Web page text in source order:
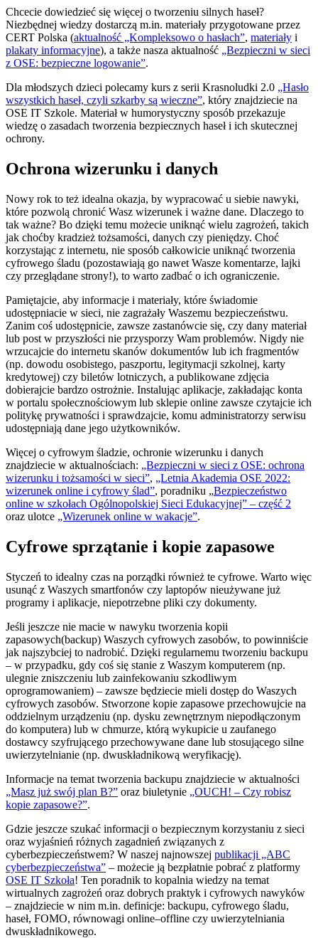
Chcecie dowiedzieć się więcej o tworzeniu silnych haseł?
Niezbędnej wiedzy dostarczą m.in. materiały przygotowane przez
CERT Polska (aktualność „Kompleksowo o hasłach”, materiały i
plakaty informacyjne), a także nasza aktualność „Bezpieczni w sieci
z OSE: bezpieczne logowanie”.
Dla młodszych dzieci polecamy kurs z serii Krasnoludki 2.0 „Hasło
wszystkich haseł, czyli szkarby są wieczne”, który znajdziecie na
OSE IT Szkole. Materiał w humorystyczny sposób przekazuje
wiedzę o zasadach tworzenia bezpiecznych haseł i ich skutecznej
ochrony.
Ochrona wizerunku i danych
Nowy rok to też idealna okazja, by wypracować u siebie nawyki,
które pozwolą chronić Wasz wizerunek i ważne dane. Dlaczego to
tak ważne? Bo dzięki temu możecie uniknąć wielu zagrożeń, takich
jak choćby kradzież tożsamości, danych czy pieniędzy. Choć
korzystając z internetu, nie sposób całkowicie uniknąć tworzenia
cyfrowego śladu (pozostawiają go nawet Wasze komentarze, lajki
czy przeglądane strony!), to warto zadbać o ich ograniczenie.
Pamiętajcie, aby informacje i materiały, które świadomie
udostępniacie w sieci, nie zagrażały Waszemu bezpieczeństwu.
Zanim coś udostępnicie, zawsze zastanówcie się, czy dany materiał
lub post w przyszłości nie przysporzy Wam problemów. Nigdy nie
wrzucajcie do internetu skanów dokumentów lub ich fragmentów
(np. dowodu osobistego, paszportu, legitymacji szkolnej, karty
kredytowej) czy biletów lotniczych, a publikowane zdjęcia
dobierajcie bardzo ostrożnie. Instalując aplikacje, zakładając konta
w portalu społecznościowym lub sklepie online zawsze czytajcie ich
politykę prywatności i sprawdzajcie, komu administratorzy serwisu
udostępniają dane jego użytkowników.
Więcej o cyfrowym śladzie, ochronie wizerunku i danych
znajdziecie w aktualnościach: „Bezpieczni w sieci z OSE: ochrona
wizerunku i tożsamości w sieci”, „Letnia Akademia OSE 2022:
wizerunek online i cyfrowy ślad”, poradniku „Bezpieczeństwo
online w szkołach Ogólnopolskiej Sieci Edukacyjnej” – część 2
oraz ulotce „Wizerunek online w wakacje”.
Cyfrowe sprzątanie i kopie zapasowe
Styczeń to idealny czas na porządki również te cyfrowe. Warto więc
usunąć z Waszych smartfonów czy laptopów nieużywane już
programy i aplikacje, niepotrzebne pliki czy dokumenty.
Jeśli jeszcze nie macie w nawyku tworzenia kopii
zapasowych(backup) Waszych cyfrowych zasobów, to powinniście
jak najszybciej to nadrobić. Dzięki regularnemu tworzeniu backupu
– w przypadku, gdy coś się stanie z Waszym komputerem (np.
ulegnie zniszczeniu lub zainfekowaniu szkodliwym
oprogramowaniem) – zawsze będziecie mieli dostęp do Waszych
cyfrowych zasobów. Stworzone kopie zapasowe przechowujcie na
oddzielnym urządzeniu (np. dysku zewnętrznym niepodłączonym
do komputera) lub w chmurze, którą wykupicie u zaufanego
dostawcy szyfrującego przechowywane dane lub stosującego silne
uwierzytelnianie (np. dwuskładnikową weryfikację).
Informacje na temat tworzenia backupu znajdziecie w aktualności
„Masz już swój plan B?” oraz biuletynie „OUCH! – Czy robisz
kopie zapasowe?”.
Gdzie jeszcze szukać informacji o bezpiecznym korzystaniu z sieci
oraz wyjaśnień różnych zagadnień związanych z
cyberbezpieczeństwem? W naszej najnowszej publikacji „ABC
cyberbezpieczeństwa” – możecie ją bezpłatnie pobrać z platformy
OSE IT Szkoła! Ten poradnik to kopalnia wiedzy na temat
wirtualnych zagrożeń oraz dobrych praktyk i cyfrowych nawyków
– znajdziecie w nim m.in. definicje: backupu, cyfrowego śladu,
haseł, FOMO, równowagi online–offline czy uwierzytelniania
dwuskładnikowego.